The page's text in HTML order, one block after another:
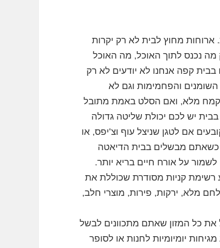
מחוץ לבית לא רק יקרות
מה נכנס לתוך האוכל, מה האוכל
קפה אנחנו לא יודעים לא רק
והפחמימות וגם לא
מקמח מלא, ואם הסלט באמת מתובל
יש לכם יכולת שליטה גדולה
אם לטגן שניצל עוף וצ'יפס, או
כשאתם מבשלים בבית הדיאטה
על אורח חיים בריא יותר.
רשימת קניות מסודרת שכוללת את
מלא, ירקות, פירות, מוצרי חלב,
כל המזון שאתם מתכוונים לבשל
יומיומיות לחנות או לסופר